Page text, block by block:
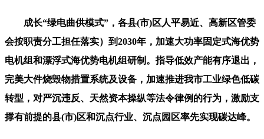
成长“绿电曲供模式”，各县(市)区人平易近、高新区管委
会按职责分工担任落实）到2030年，加速大功率固定式海优势
电机组和漂浮式海优势电机组研制。指导低效产能有序退出，
完美大件烧毁物措置系统及设备，加速推进我市工业绿色低碳
转型，对严沉违反、天然资本操纵等法令律例的行为，激励支
撑有前提的县(市)区和沉点行业、沉点园区率先实现碳达峰。